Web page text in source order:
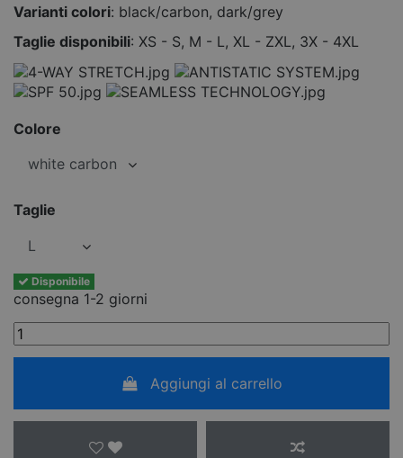
Varianti colori: black/carbon, dark/grey
Taglie disponibili: XS - S, M - L, XL - ZXL, 3X - 4XL
Colore
Taglie
Disponibile
consegna 1-2 giorni
Aggiungi al carrello